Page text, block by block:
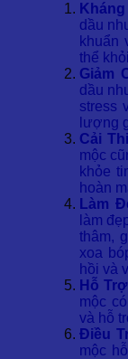
dầu
khuẩn
thể
Giảm
dầu
stress
lượng
Cải
mộc
khỏe
hoàn
Làm
làm
thâm,
xoa
hồi và
Hỗ
mộc
và hỗ
Điều
mộc